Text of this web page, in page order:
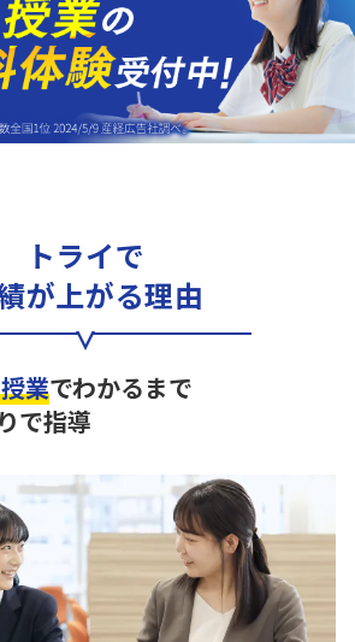
トライで
が上がる理由
業でわかるまで
で指導